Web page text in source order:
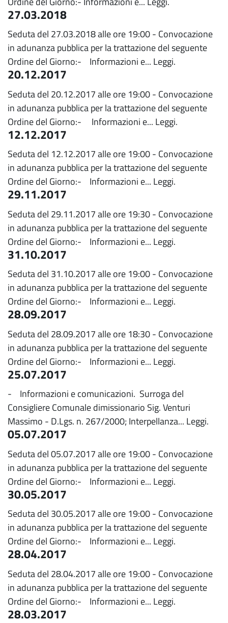
27.03.2018
Seduta del 27.03.2018 alle ore 19:00 - Convocazione
in adunanza pubblica per la trattazione del seguente
Ordine del Giorno:- Informazioni e... Leggi.
20.12.2017
Seduta del 20.12.2017 alle ore 19:00 - Convocazione
in adunanza pubblica per la trattazione del seguente
Ordine del Giorno:- Informazioni e... Leggi.
12.12.2017
Seduta del 12.12.2017 alle ore 19:00 - Convocazione
in adunanza pubblica per la trattazione del seguente
Ordine del Giorno:- Informazioni e... Leggi.
29.11.2017
Seduta del 29.11.2017 alle ore 19:30 - Convocazione
in adunanza pubblica per la trattazione del seguente
Ordine del Giorno:- Informazioni e... Leggi.
31.10.2017
Seduta del 31.10.2017 alle ore 19:00 - Convocazione
in adunanza pubblica per la trattazione del seguente
Ordine del Giorno:- Informazioni e... Leggi.
28.09.2017
Seduta del 28.09.2017 alle ore 18:30 - Convocazione
in adunanza pubblica per la trattazione del seguente
Ordine del Giorno:- Informazioni e... Leggi.
25.07.2017
- Informazioni e comunicazioni. Surroga del
Consigliere Comunale dimissionario Sig. Venturi
Massimo - D.Lgs. n. 267/2000; Interpellanza... Leggi.
05.07.2017
Seduta del 05.07.2017 alle ore 19:00 - Convocazione
in adunanza pubblica per la trattazione del seguente
Ordine del Giorno:- Informazioni e... Leggi.
30.05.2017
Seduta del 30.05.2017 alle ore 19:00 - Convocazione
in adunanza pubblica per la trattazione del seguente
Ordine del Giorno:- Informazioni e... Leggi.
28.04.2017
Seduta del 28.04.2017 alle ore 19:00 - Convocazione
in adunanza pubblica per la trattazione del seguente
Ordine del Giorno:- Informazioni e... Leggi.
28.03.2017